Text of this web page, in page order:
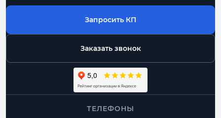
Запросить КП
Заказать звонок
ТЕЛЕФОНЫ